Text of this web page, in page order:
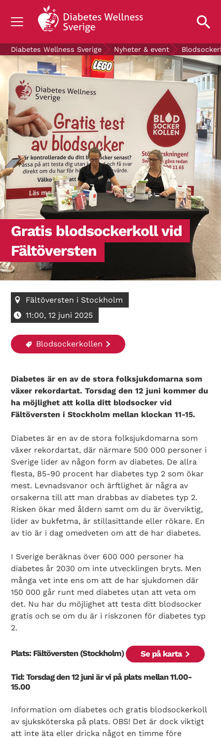
OM DIABETES
STÖD OSS
FORSKNING
NYHETER & EVENT
OM OSS
GRATIS DIABETESPRODUKTER
Blodsockerkollen
Diabetes Wellness Sverige Nyheter & event
Gratis blodsockerkoll vid
Fältöversten
Fältöversten i Stockholm
11:00, 12 juni 2025
Blodsockerkollen
Diabetes är en av de stora folksjukdomarna som
växer rekordartat. Torsdag den 12 juni kommer du
ha möjlighet att kolla ditt blodsocker vid
Fältöversten i Stockholm mellan klockan 11-15.
Diabetes är en av de stora folksjukdomarna som
växer rekordartat, där närmare 500 000 personer i
Sverige lider av någon form av diabetes. De allra
flesta, 85-90 procent har diabetes typ 2 som ökar
mest. Levnadsvanor och ärftlighet är några av
orsakerna till att man drabbas av diabetes typ 2.
Risken ökar med åldern samt om du är överviktig,
lider av bukfetma, är stillasittande eller rökare. En
av tio är i dag omedveten om att de har diabetes.
I Sverige beräknas över 600 000 personer ha
diabetes år 2030 om inte utvecklingen bryts. Men
många vet inte ens om att de har sjukdomen där
150 000 går runt med diabetes utan att veta om
det. Nu har du möjlighet att testa ditt blodsocker
gratis och se om du är i riskzonen för diabetes typ
2.
Plats: Fältöversten (Stockholm) Se på karta
Tid: Torsdag den 12 juni är vi på plats mellan 11.00-
15.00
Information om diabetes och gratis blodsockerkoll
av sjuksköterska på plats. OBS! Det är dock viktigt
att inte äta eller dricka något en timme före